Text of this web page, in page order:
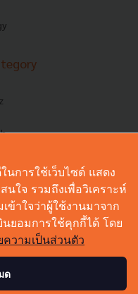
นการใช้เว็บไซต์ แสดง
ใจ รวมถึงเพื่อวิเคราะห์
ข้าใจว่าผู้ใช้งานมาจาก
ยอมการใช้คุกกี้ได้ โดย
ความเป็นส่วนตัว
ด